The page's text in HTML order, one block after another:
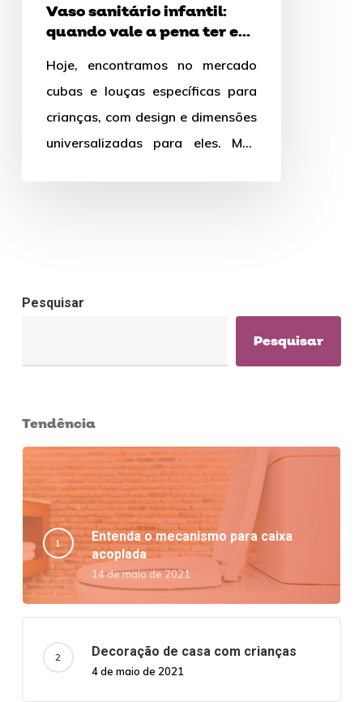
Vaso sanitário infantil:
quando vale a pena ter e
Hoje, encontramos no mercado
cubas e louças específicas para
crianças, com design e dimensões
universalizadas para eles. Mas
Pesquisar
Pesquisar
Tendência
Entenda o mecanismo para caixa
acoplada
14 de maio de 2021
Decoração de casa com crianças
4 de maio de 2021